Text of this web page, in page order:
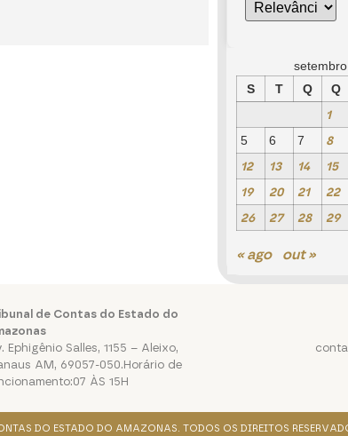
S
T Q Q
1
5
6 7 8
12 13 14 15
19 20 21 22
26 27 28 29
« ago out »
de Contas do Estado do
Ephigênio Salles, 1155 – Aleixo,
AM, 69057-050.Horário de
ÀS 15H
DO ESTADO DO AMAZONAS. TODOS OS DIREITOS